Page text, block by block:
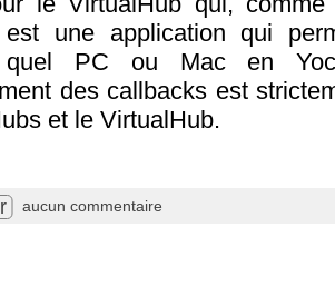
est une application qui
quel PC ou Mac en
des callbacks est
et le VirtualHub.
aucun commentaire